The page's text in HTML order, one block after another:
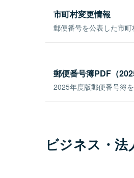
市町村変更情報
郵便番号を公表した市町
郵便番号簿PDF（
2025年度版郵便番号簿
ビジネス・